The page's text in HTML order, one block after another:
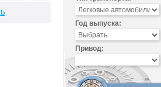
Год выпуска:
Привод: